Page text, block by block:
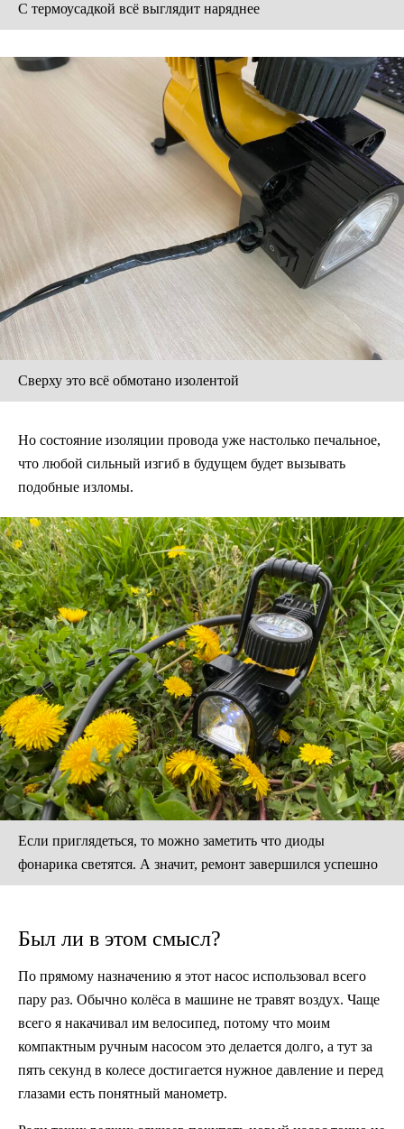
С термоусадкой всё выглядит наряднее
Сверху это всё обмотано изолентой
Но состояние изоляции провода уже настолько печальное,
что любой сильный изгиб в будущем будет вызывать
подобные изломы.
Если приглядеться, то можно заметить что диоды
фонарика светятся. А значит, ремонт завершился успешно
Был ли в этом смысл?
По прямому назначению я этот насос использовал всего
пару раз. Обычно колёса в машине не травят воздух. Чаще
всего я накачивал им велосипед, потому что моим
компактным ручным насосом это делается долго, а тут за
пять секунд в колесе достигается нужное давление и перед
глазами есть понятный манометр.